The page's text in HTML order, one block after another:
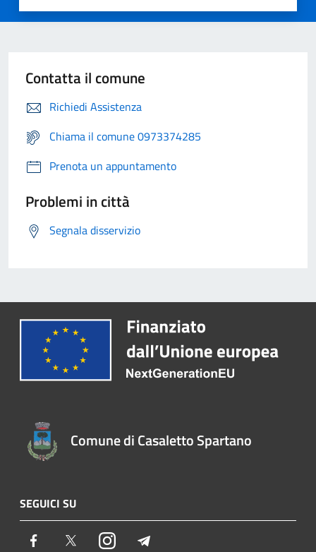
Contatta il comune
Richiedi Assistenza
Chiama il comune 0973374285
Prenota un appuntamento
Problemi in città
Segnala disservizio
Comune di Casaletto Spartano
SEGUICI SU
Facebook TwitterInstagram